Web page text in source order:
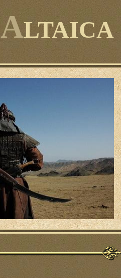
ALTAICA